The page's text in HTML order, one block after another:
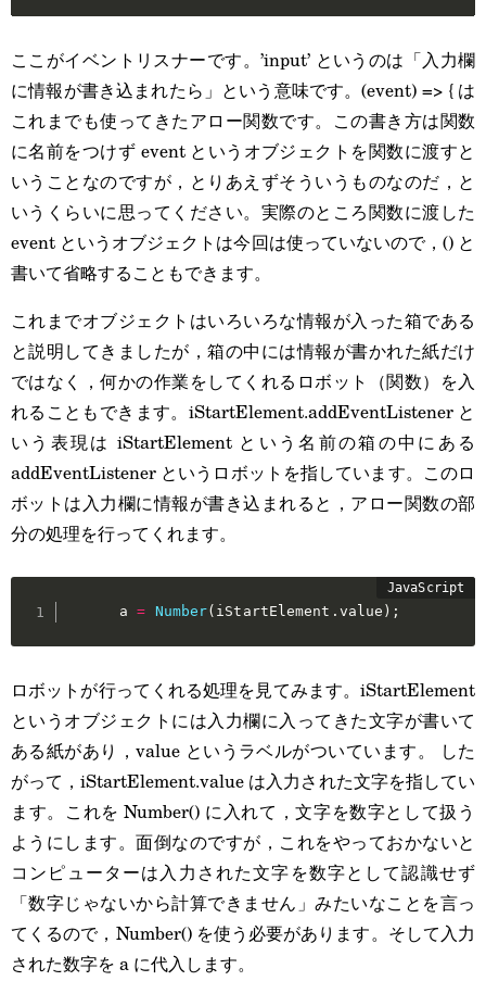
ここがイベントリスナーです。’input’ というのは「入力欄
に情報が書き込まれたら」という意味です。(event) => { は
これまでも使ってきたアロー関数です。この書き方は関数
に名前をつけず event というオブジェクトを関数に渡すと
いうことなのですが，とりあえずそういうものなのだ，と
いうくらいに思ってください。実際のところ関数に渡した
event というオブジェクトは今回は使っていないので，() と
書いて省略することもできます。
これまでオブジェクトはいろいろな情報が入った箱である
と説明してきましたが，箱の中には情報が書かれた紙だけ
ではなく，何かの作業をしてくれるロボット（関数）を入
れることもできます。iStartElement.addEventListener と
いう表現は iStartElement という名前の箱の中にある
addEventListener というロボットを指しています。このロ
ボットは入力欄に情報が書き込まれると，アロー関数の部
分の処理を行ってくれます。
      a
= Number( iStartElement . value ) ;
ロボットが行ってくれる処理を見てみます。iStartElement
というオブジェクトには入力欄に入ってきた文字が書いて
ある紙があり，value というラベルがついています。 した
がって，iStartElement.value は入力された文字を指してい
ます。これを Number() に入れて，文字を数字として扱う
ようにします。面倒なのですが，これをやっておかないと
コンピューターは入力された文字を数字として認識せず
「数字じゃないから計算できません」みたいなことを言っ
てくるので，Number() を使う必要があります。そして入力
された数字を a に代入します。